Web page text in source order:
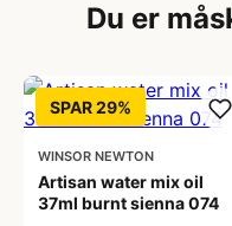
Du er
SPAR 29%
WINSOR NEWTON
Artisan water mix oil
37ml burnt sienna 074